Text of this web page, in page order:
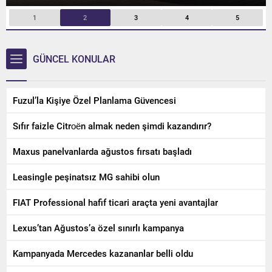
1 2 3 4 5
GÜNCEL KONULAR
Fuzul’la Kişiye Özel Planlama Güvencesi
Sıfır faizle Citroën almak neden şimdi kazandırır?
Maxus panelvanlarda ağustos fırsatı başladı
Leasingle peşinatsız MG sahibi olun
FIAT Professional hafif ticari araçta yeni avantajlar
Lexus’tan Ağustos’a özel sınırlı kampanya
Kampanyada Mercedes kazananlar belli oldu